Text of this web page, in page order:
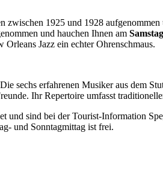
1925 und 1928
und hauchen Ihnen am
Jazz ein echter Ohrenschmaus.
sechs erfahrenen Musiker aus dem
Ihr Repertoire umfasst
und sind bei der Tourist-Information
und Sonntagmittag ist frei.